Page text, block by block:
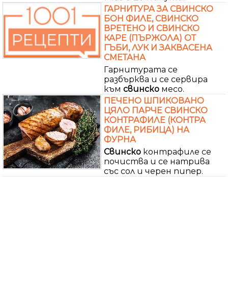
ГАРНИТУРА ЗА СВИНСКО
БОН ФИЛЕ, СВИНСКО
ВРЕТЕНО И СВИНСКО
КАРЕ (ПЪРЖОЛА) ОТ
ГЪБИ, ЛУК И ЗАКВАСЕНА
СМЕТАНА
Гарнитурата се
разбърква и се сервира
към свинско месо.
ПЕЧЕНО ШПИКОВАНО
ЦЯЛО ПАРЧЕ СВИНСКО
КОНТРАФИЛЕ (КОНТРА
ФИЛЕ, РИБИЦА) НА
ФУРНА
Свинско контрафиле се
почиства и се натрива
със сол и черен пипер.